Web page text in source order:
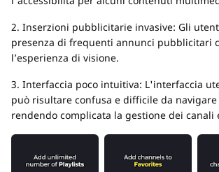
2. Inserzioni pubblicitarie invasive: Gli
presenza di frequenti annunci pubblicitari
l’esperienza di visione.
3. Interfaccia poco intuitiva: L'interfaccia
può risultare confusa e difficile da
rendendo complicata la gestione dei canali